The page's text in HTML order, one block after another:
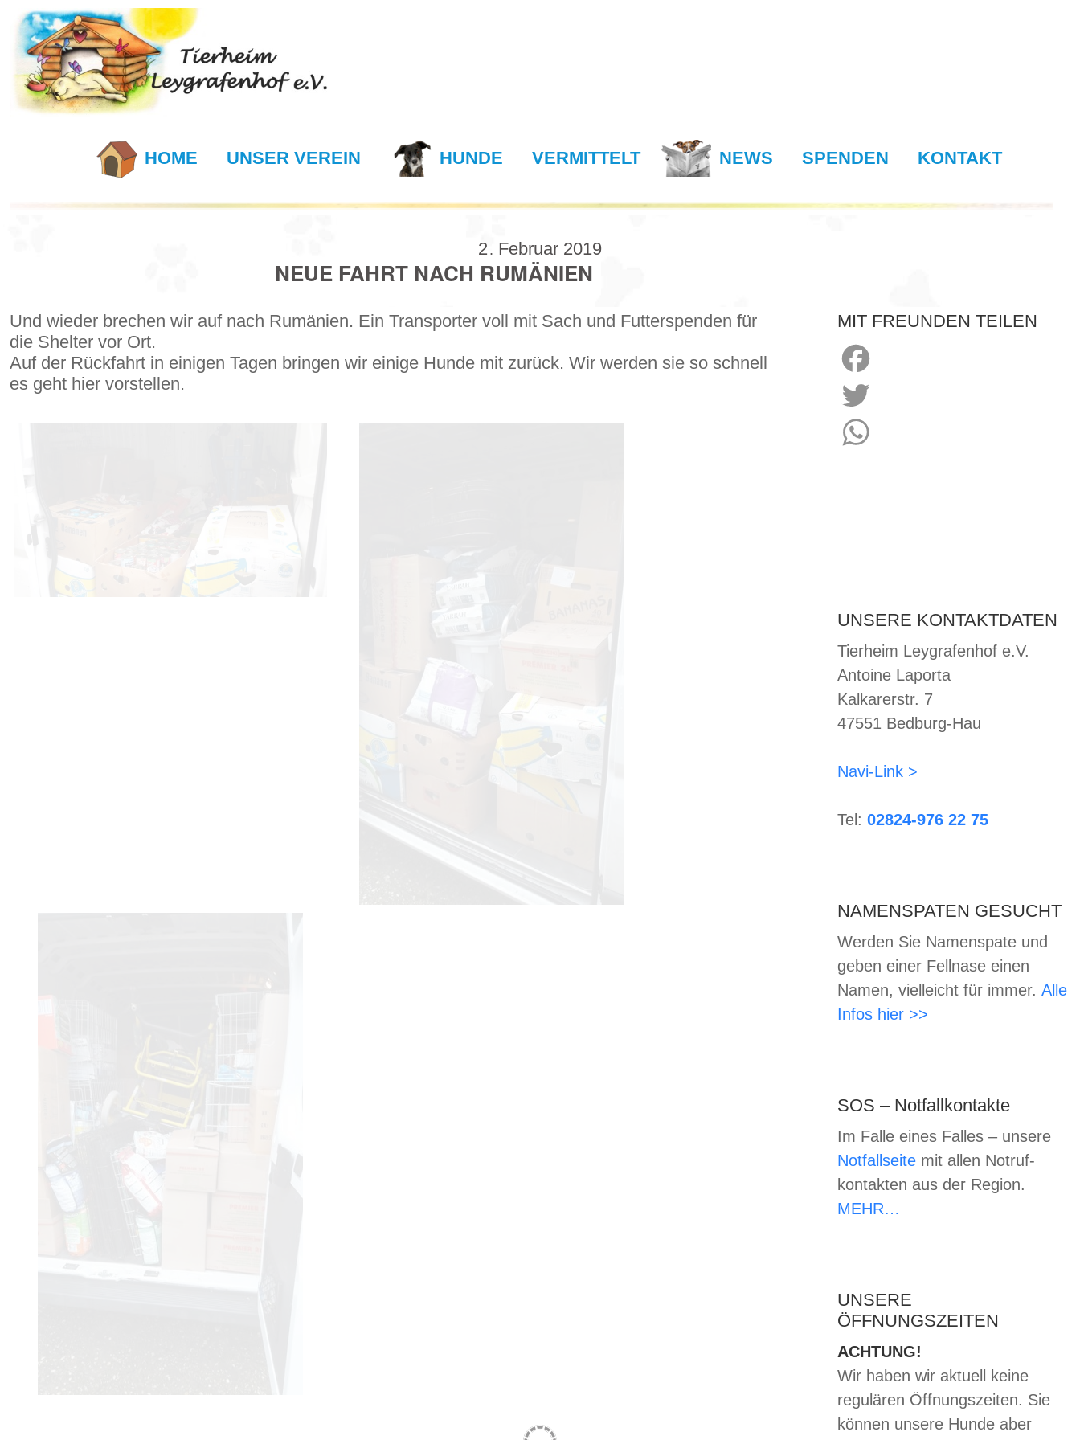
HOME UNSER VEREIN HUNDE VERMITTELT NEWS SPENDEN KONTAKT
2 . Februar 2019
NEUE FAHRT NACH RUMÄNIEN
Und wieder brechen wir auf nach Rumänien. Ein Transporter voll mit Sach und Futterspenden für
die Shelter vor Ort.
Auf der Rückfahrt in einigen Tagen bringen wir einige Hunde mit zurück. Wir werden sie so schnell
es geht hier vorstellen.
MIT FREUNDEN TEILEN
Facebook
Twitter
UNSERE KONTAKTDATEN
Tierheim Leygrafenhof e.V.
Antoine Laporta
Kalkarerstr. 7
47551 Bedburg-Hau
Navi-Link >
Tel: 02824-976 22 75
NAMENSPATEN GESUCHT
Werden Sie Namenspate und
geben einer Fellnase einen
Namen, vielleicht für immer. Alle
Infos hier >>
SOS – Notfallkontakte
Im Falle eines Falles – unsere
Notfallseitemit allen Notruf-
kontakten aus der Region.
MEHR…
UNSERE
ÖFFNUNGSZEITEN
ACHTUNG!
Wir haben wir aktuell keine
regulären Öffnungszeiten. Sie
können unsere Hunde aber